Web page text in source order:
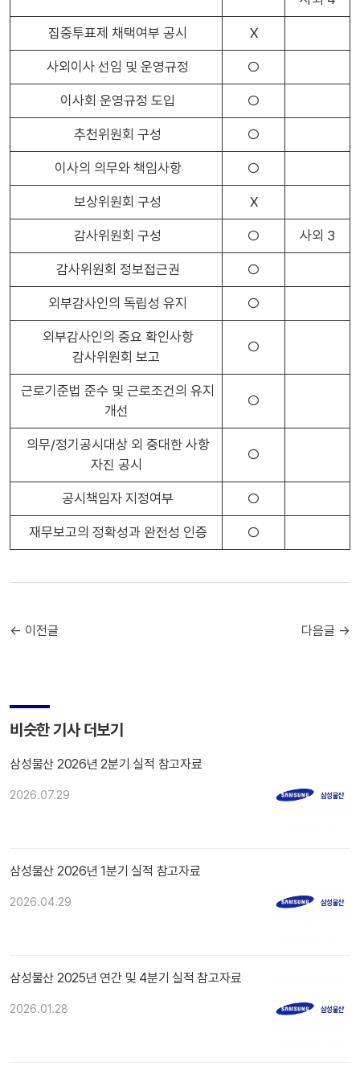
집중투표제 채택여부 공시 X
사외이사 선임 및 운영규정 ○
이사회 운영규정 도입 ○
추천위원회 구성 ○
이사의 의무와 책임사항 ○
보상위원회 구성 X
감사위원회 구성 ○ 사외 3
감사위원회 정보접근권 ○
외부감사인의 독립성 유지 ○
외부감사인의 중요 확인사항
감사위원회 보고
○
근로기준법 준수 및 근로조건의 유지
개선
○
의무/정기공시대상 외 중대한 사항
자진 공시
○
공시책임자 지정여부 ○
재무보고의 정확성과 완전성 인증 ○
← 이전글 다음글 →
비슷한 기사 더보기
삼성물산 2026년 2분기 실적 참고자료
2026.07.29
삼성물산 2026년 1분기 실적 참고자료
2026.04.29
삼성물산 2025년 연간 및 4분기 실적 참고자료
2026.01.28